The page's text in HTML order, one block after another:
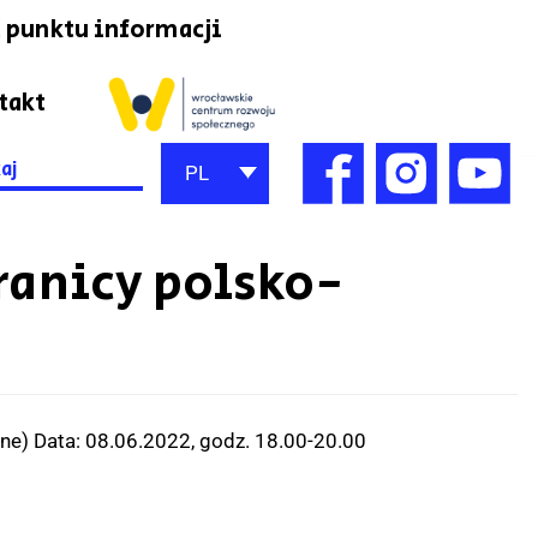
punktu informacji
PL
polsko-
Data: 08.06.2022, godz. 18.00-20.00